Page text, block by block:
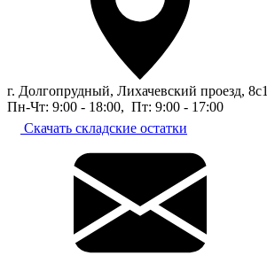
г. Долгопрудный, Лихачевский проезд, 8c1
Пн-Чт: 9:00 - 18:00, Пт: 9:00 - 17:00
Скачать складские остатки